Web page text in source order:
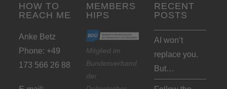
HOW TO
REACH ME
Anke Betz
Phone: +49
173 566 26 88
MEMBERS
HIPS
Mitglied im
Bundesverband
der
RECENT
POSTS
AI won’t
replace you.
But…